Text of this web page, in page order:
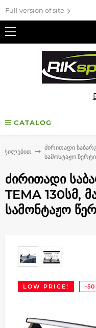
Full version of site
CATALOG
ძირითადი
სამონტაჟო
ძირითადი
TEMA 130სმ,
სამონტაჟო
LOW PRICE! -